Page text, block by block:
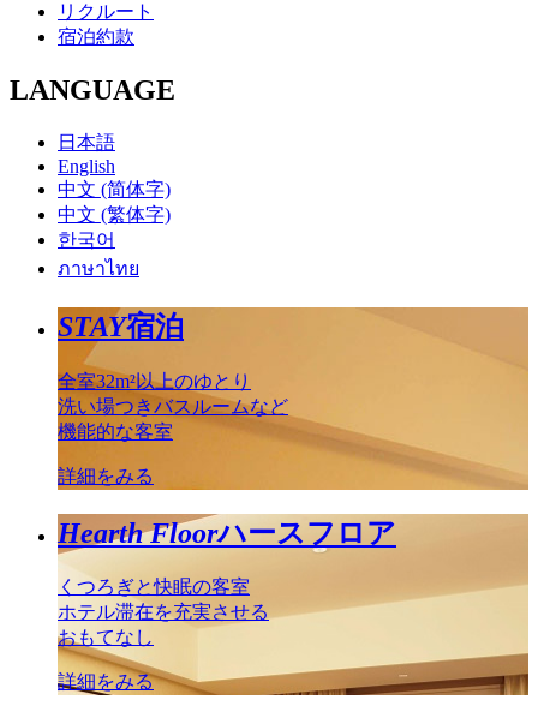
リクルート
宿泊約款
LANGUAGE
日本語
English
中文 (简体字)
中文 (繁体字)
한국어
ภาษาไทย
STAY宿泊
全室32m²以上のゆとり
洗い場つきバスルームなど
機能的な客室
詳細をみる
Hearth Floorハースフロア
くつろぎと快眠の客室
ホテル滞在を充実させる
おもてなし
詳細をみる